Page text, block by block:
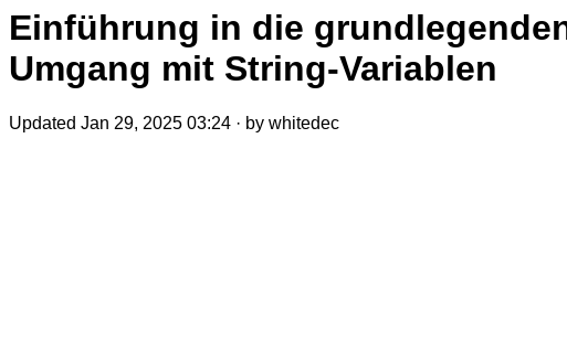
Einführung in die
Umgang mit String-Variablen
Updated Jan 29, 2025 03:24 · by whitedec